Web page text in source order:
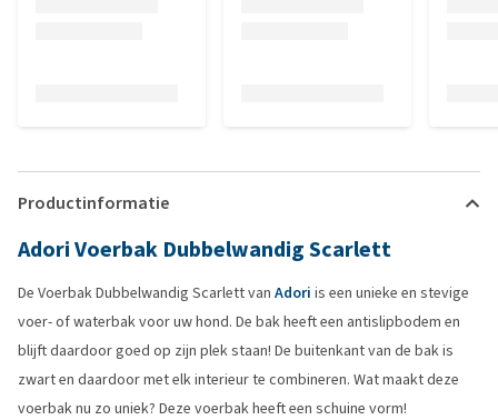
Productinformatie
Adori Voerbak Dubbelwandig Scarlett
De Voerbak Dubbelwandig Scarlett van Adori is een unieke en stevige
voer- of waterbak voor uw hond. De bak heeft een antislipbodem en
blijft daardoor goed op zijn plek staan! De buitenkant van de bak is
zwart en daardoor met elk interieur te combineren. Wat maakt deze
voerbak nu zo uniek? Deze voerbak heeft een schuine vorm!